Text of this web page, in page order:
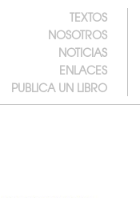
TEXTOS
NOSOTROS
NOTICIAS
ENLACES
PUBLICA UN LIBRO